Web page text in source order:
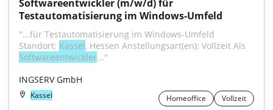
Softwareentwickler (m/w/d) für
Testautomatisierung im Windows-Umfeld
"...für Testautomatisierung im Windows-Umfeld
Standort: Kassel
Softwareentwickler..."
INGSERV GmbH
Kassel Homeoffice Vollzeit